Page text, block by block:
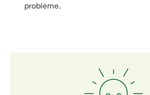
problème.